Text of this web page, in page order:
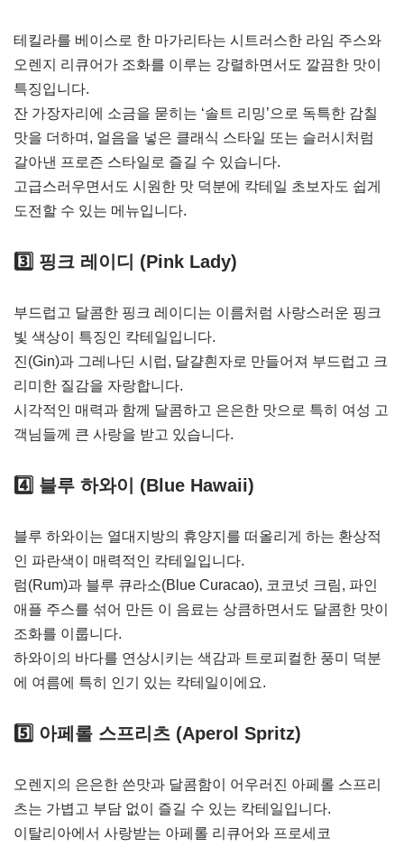
테킬라를 베이스로 한 마가리타는 시트러스한 라임 주스와
오렌지 리큐어가 조화를 이루는 강렬하면서도 깔끔한 맛이
특징입니다.
잔 가장자리에 소금을 묻히는 ‘솔트 리밍’으로 독특한 감칠
맛을 더하며, 얼음을 넣은 클래식 스타일 또는 슬러시처럼
갈아낸 프로즌 스타일로 즐길 수 있습니다.
고급스러우면서도 시원한 맛 덕분에 칵테일 초보자도 쉽게
도전할 수 있는 메뉴입니다.
3️⃣ 핑크 레이디 (Pink Lady)
부드럽고 달콤한 핑크 레이디는 이름처럼 사랑스러운 핑크
빛 색상이 특징인 칵테일입니다.
진(Gin)과 그레나딘 시럽, 달걀흰자로 만들어져 부드럽고 크
리미한 질감을 자랑합니다.
시각적인 매력과 함께 달콤하고 은은한 맛으로 특히 여성 고
객님들께 큰 사랑을 받고 있습니다.
4️⃣ 블루 하와이 (Blue Hawaii)
블루 하와이는 열대지방의 휴양지를 떠올리게 하는 환상적
인 파란색이 매력적인 칵테일입니다.
럼(Rum)과 블루 큐라소(Blue Curacao), 코코넛 크림, 파인
애플 주스를 섞어 만든 이 음료는 상큼하면서도 달콤한 맛이
조화를 이룹니다.
하와이의 바다를 연상시키는 색감과 트로피컬한 풍미 덕분
에 여름에 특히 인기 있는 칵테일이에요.
5️⃣ 아페롤 스프리츠 (Aperol Spritz)
오렌지의 은은한 쓴맛과 달콤함이 어우러진 아페롤 스프리
츠는 가볍고 부담 없이 즐길 수 있는 칵테일입니다.
이탈리아에서 사랑받는 아페롤 리큐어와 프로세코